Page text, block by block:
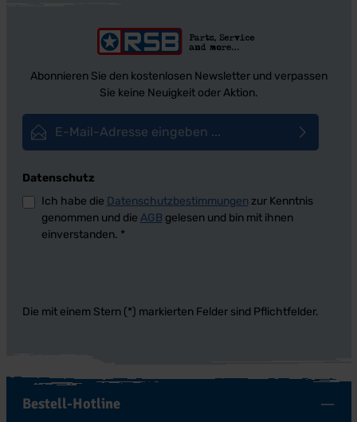
Abonnieren Sie den kostenlosen Newsletter und verpassen
Sie keine Neuigkeit oder Aktion.
Datenschutz
Ich habe die Datenschutzbestimmungen zur Kenntnis
genommen und die AGB gelesen und bin mit ihnen
einverstanden. *
Die mit einem Stern (*) markierten Felder sind Pflichtfelder.
Bestell-Hotline